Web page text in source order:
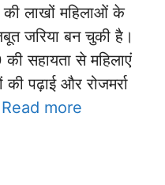
की लाखों महिलाओं के
जरिया बन चुकी है।
सहायता से महिलाएं
पढ़ाई और रोजमर्रा
Read more